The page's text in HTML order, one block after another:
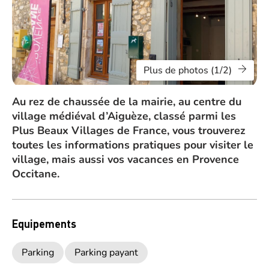
Plus de photos (1/2)
Au rez de chaussée de la mairie, au centre du
village médiéval d’Aiguèze, classé parmi les
Plus Beaux Villages de France, vous trouverez
toutes les informations pratiques pour visiter le
village, mais aussi vos vacances en Provence
Occitane.
Equipements
Parking Parking payant